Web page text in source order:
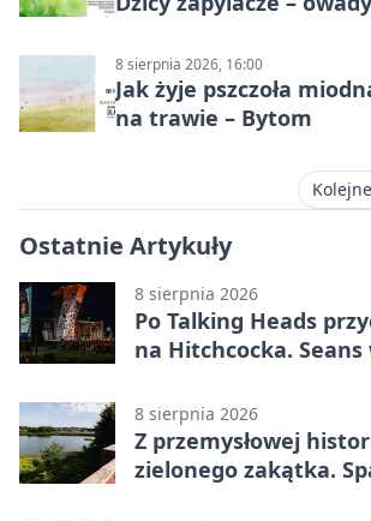
8 sierpnia 2026, 16:00
Jak żyje pszczoła
na trawie – Bytom
Ostatnie Artykuły
8 sierpnia 2026
Po Talking Heads
na Hitchcocka. Seans
8 sierpnia 2026
Z przemysłowej
zielonego zakątka.